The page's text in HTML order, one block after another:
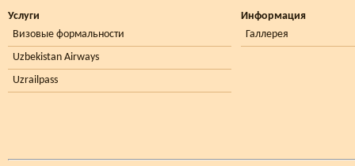
Услуги
Визовые формальности
Uzbekistan Airways
Uzrailpass
Информация
Галлерея